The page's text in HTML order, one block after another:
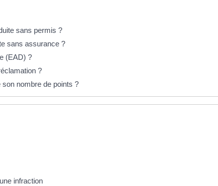
sans permis ?
sans assurance ?
(EAD) ?
?
nombre de points ?
infraction